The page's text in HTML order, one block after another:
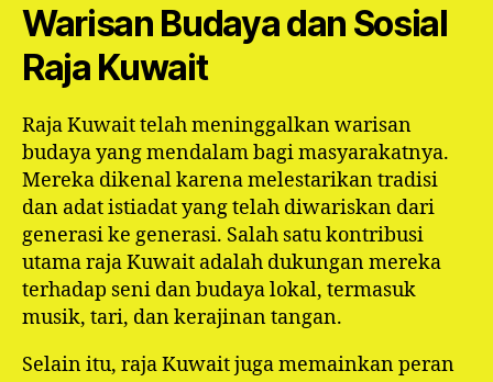
Warisan Budaya dan Sosial
Raja Kuwait
Raja Kuwait telah meninggalkan warisan
budaya yang mendalam bagi masyarakatnya.
Mereka dikenal karena melestarikan tradisi
dan adat istiadat yang telah diwariskan dari
generasi ke generasi. Salah satu kontribusi
utama raja Kuwait adalah dukungan mereka
terhadap seni dan budaya lokal, termasuk
musik, tari, dan kerajinan tangan.
Selain itu, raja Kuwait juga memainkan peran